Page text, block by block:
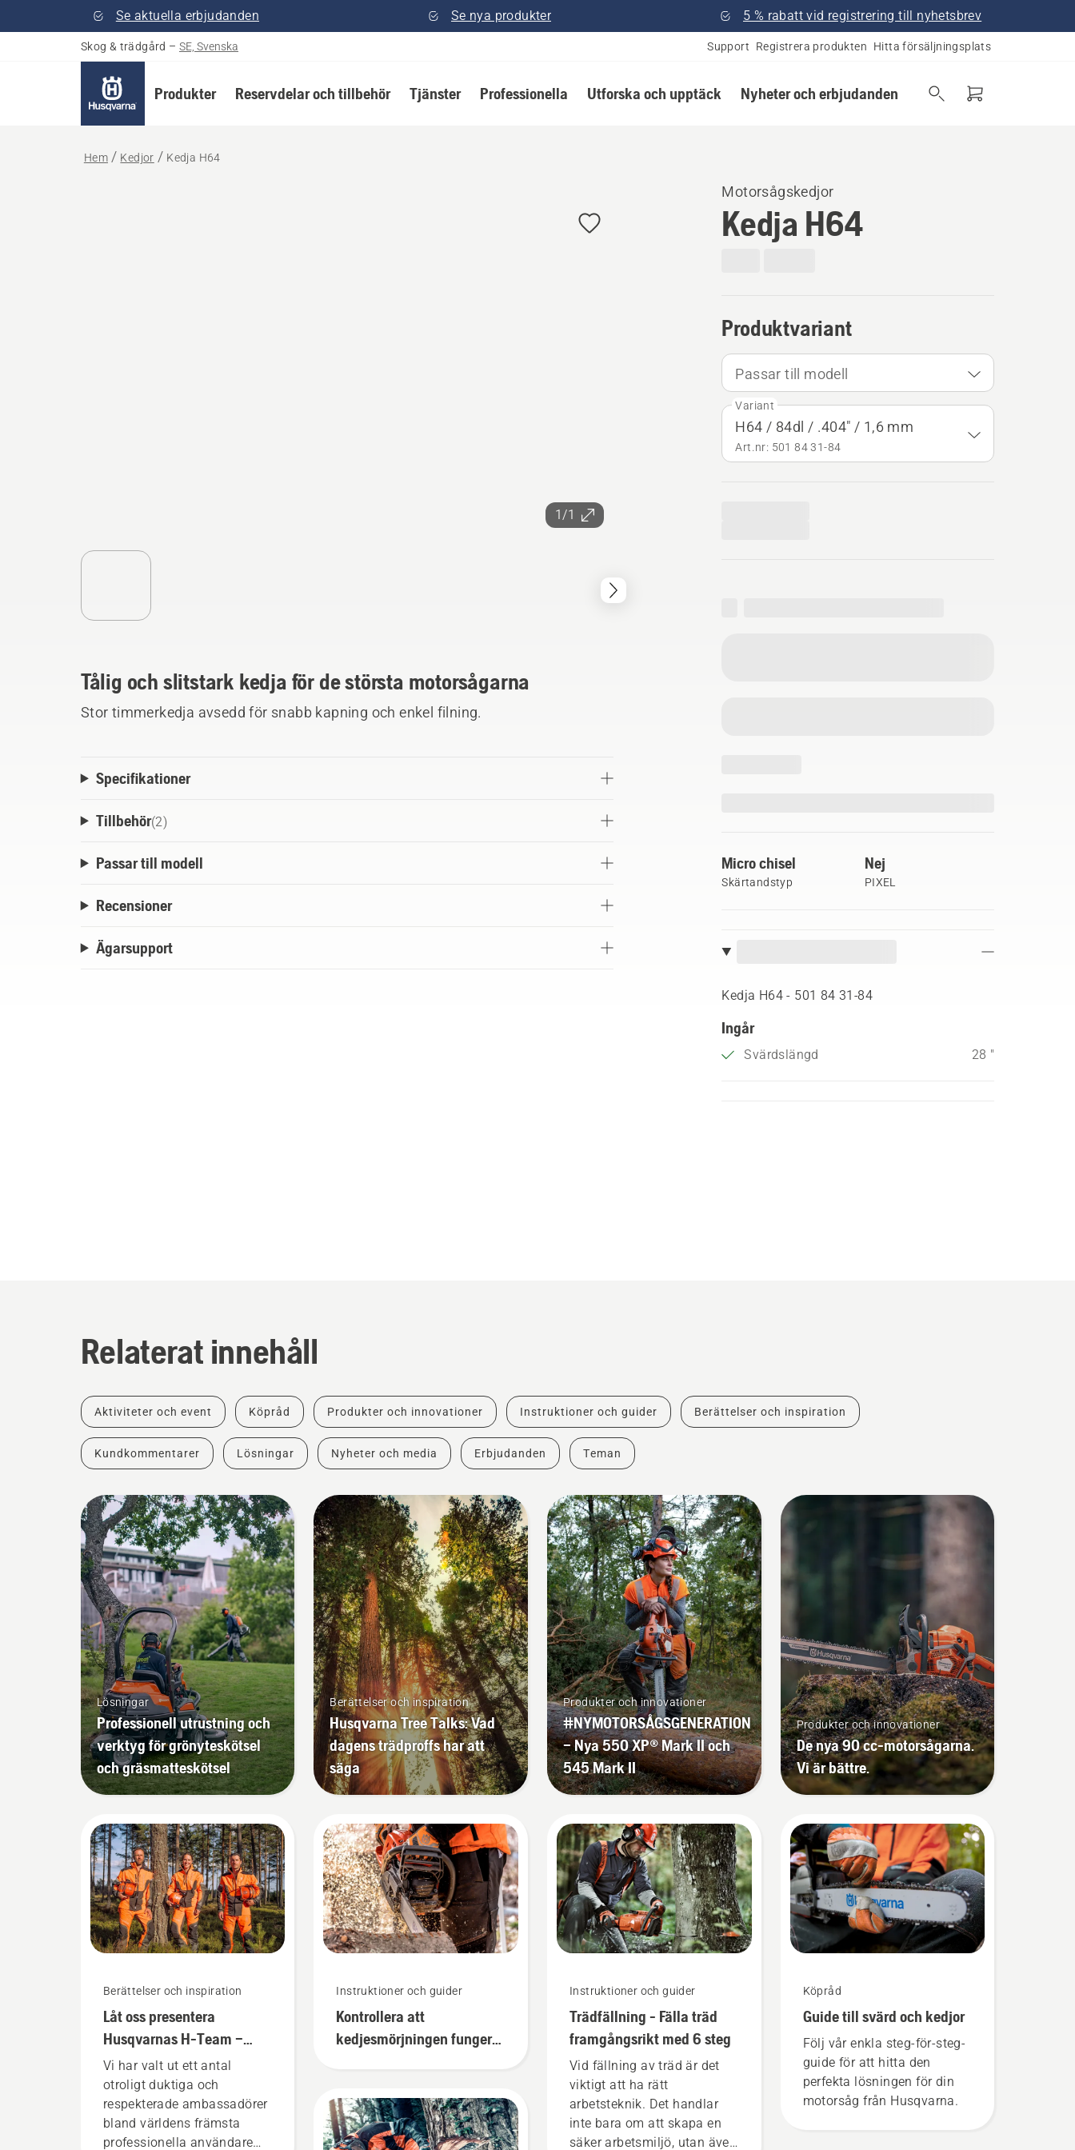
Se aktuella erbjudanden Se nya produkter 5 % rabatt vid registrering till nyhetsbrev
Skog & trädgård – SE, Svenska Support Registrera produkten Hitta försäljningsplats
Produkter Reservdelar och tillbehör Tjänster Professionella Utforska och upptäck Nyheter och erbjudanden
Hem Kedjor Kedja H64
1/1
Motorsågskedjor
Kedja H64
Produktvariant
Passar till modell
Variant
H64 / 84dl / .404" / 1,6 mm
Art.nr: 501 84 31‑84
Micro chisel
Skärtandstyp
Nej
PIXEL
Kedja H64 - 501 84 31‑84
Ingår
Svärdslängd 28 "
Tålig och slitstark kedja för de största motorsågarna
Stor timmerkedja avsedd för snabb kapning och enkel filning.
Specifikationer
Tillbehör(2)
Passar till modell
Recensioner
Ägarsupport
Relaterat innehåll
Aktiviteter och event Köpråd Produkter och innovationer Instruktioner och guider Berättelser och inspiration
Kundkommentarer Lösningar Nyheter och media Erbjudanden Teman
Lösningar
Professionell utrustning och
verktyg för grönyteskötsel
och gräsmatteskötsel
Berättelser och inspiration
Låt oss presentera
Husqvarnas H-Team –
våra mest krävande
användare
Vi har valt ut ett antal
otroligt duktiga och
respekterade ambassadörer
bland världens främsta
professionella användare
Berättelser och inspiration
Husqvarna Tree Talks: Vad
dagens trädproffs har att
säga
Instruktioner och guider
Kontrollera att
kedjesmörjningen fungerar
Produkter och innovationer
#NYMOTORSÅGSGENERATION
– Nya 550 XP® Mark II och
545 Mark II
Instruktioner och guider
Trädfällning - Fälla träd
framgångsrikt med 6 steg
Vid fällning av träd är det
viktigt att ha rätt
arbetsteknik. Det handlar
inte bara om att skapa en
säker arbetsmiljö, utan även
Produkter och innovationer
De nya 90 cc-motorsågarna.
Vi är bättre.
Köpråd
Guide till svärd och kedjor
Följ vår enkla steg-för-steg-
guide för att hitta den
perfekta lösningen för din
motorsåg från Husqvarna.